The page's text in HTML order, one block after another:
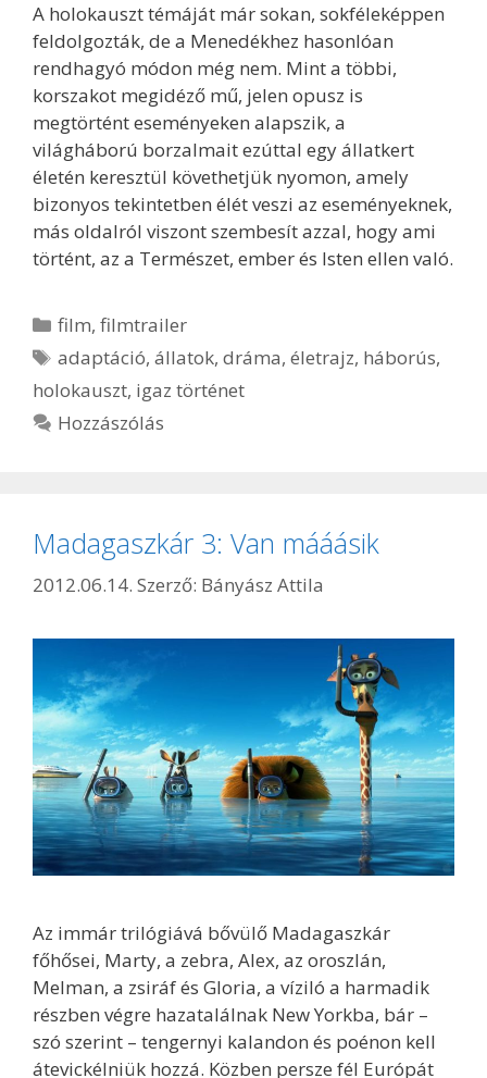
A holokauszt témáját már sokan, sokféleképpen
feldolgozták, de a Menedékhez hasonlóan
rendhagyó módon még nem. Mint a többi,
korszakot megidéző mű, jelen opusz is
megtörtént eseményeken alapszik, a
világháború borzalmait ezúttal egy állatkert
életén keresztül követhetjük nyomon, amely
bizonyos tekintetben élét veszi az eseményeknek,
más oldalról viszont szembesít azzal, hogy ami
történt, az a Természet, ember és Isten ellen való.
Kategória
film,filmtrailer
Címkék
adaptáció,állatok,dráma,életrajz, háborús,
holokauszt, igaz történet
Hozzászólás
Madagaszkár 3: Van mááásik
2012.06.14. Szerző: Bányász Attila
Az immár trilógiává bővülő Madagaszkár
főhősei, Marty, a zebra, Alex, az oroszlán,
Melman, a zsiráf és Gloria, a víziló a harmadik
részben végre hazatalálnak New Yorkba, bár –
szó szerint – tengernyi kalandon és poénon kell
átevickélniük hozzá. Közben persze fél Európát